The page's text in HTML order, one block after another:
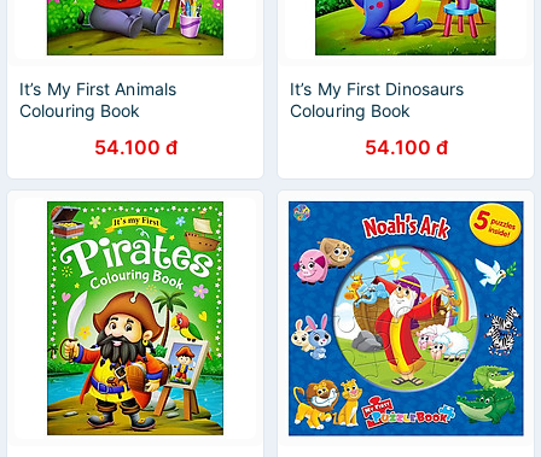
It’s My First Animals
Colouring Book
54.100 đ
It’s My First Dinosaurs
Colouring Book
54.100 đ